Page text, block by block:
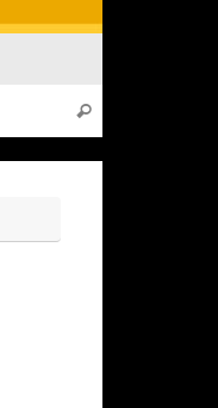
Rechercher